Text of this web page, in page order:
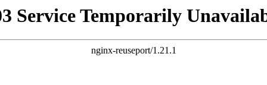
Service Temporarily
nginx-reuseport/1.21.1